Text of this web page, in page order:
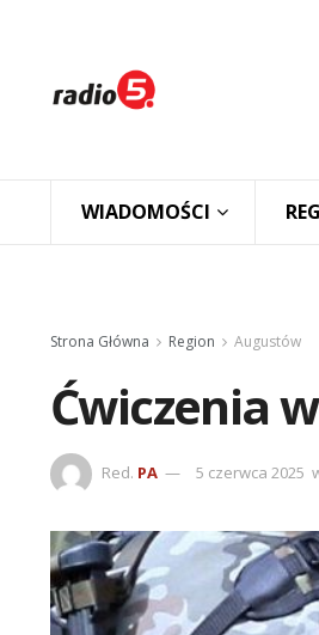
WIADOMOŚCI
Strona Główna Region Augustów
Ćwiczenia
Red. PA 5 czerwca 2025